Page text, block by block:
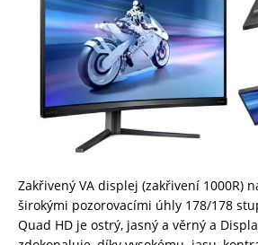
Zakřivený VA displej (zakřivení 1000R)
širokými pozorovacími úhly 178/178
Quad HD je ostrý, jasný a věrný a